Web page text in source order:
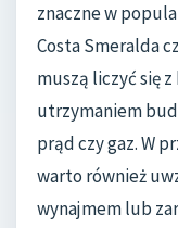
znaczne w
Costa Smeralda
muszą liczyć się
utrzymaniem
prąd czy gaz. W
warto również
wynajmem lub